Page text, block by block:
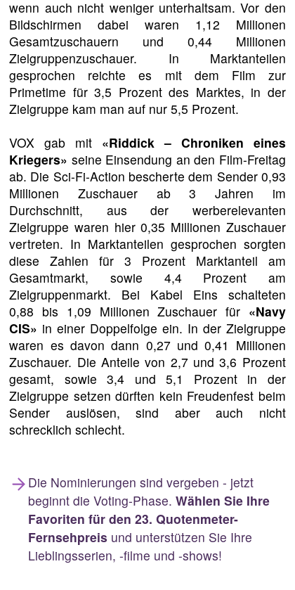
wenn auch nicht weniger unterhaltsam. Vor den
Bildschirmen dabei waren 1,12 Millionen
Gesamtzuschauern und 0,44 Millionen
Zielgruppenzuschauer. In Marktanteilen
gesprochen reichte es mit dem Film zur
Primetime für 3,5 Prozent des Marktes, in der
Zielgruppe kam man auf nur 5,5 Prozent.
VOX gab mit «Riddick – Chroniken eines
Kriegers» seine Einsendung an den Film-Freitag
ab. Die Sci-Fi-Action bescherte dem Sender 0,93
Millionen Zuschauer ab 3 Jahren im
Durchschnitt, aus der werberelevanten
Zielgruppe waren hier 0,35 Millionen Zuschauer
vertreten. In Marktanteilen gesprochen sorgten
diese Zahlen für 3 Prozent Marktanteil am
Gesamtmarkt, sowie 4,4 Prozent am
Zielgruppenmarkt. Bei Kabel Eins schalteten
0,88 bis 1,09 Millionen Zuschauer für «Navy
CIS» in einer Doppelfolge ein. In der Zielgruppe
waren es davon dann 0,27 und 0,41 Millionen
Zuschauer. Die Anteile von 2,7 und 3,6 Prozent
gesamt, sowie 3,4 und 5,1 Prozent in der
Zielgruppe setzen dürften kein Freudenfest beim
Sender auslösen, sind aber auch nicht
schrecklich schlecht.
Die Nominierungen sind vergeben - jetzt
beginnt die Voting-Phase. Wählen Sie Ihre
Favoriten für den 23. Quotenmeter-
Fernsehpreis und unterstützen Sie Ihre
Lieblingsserien, -filme und -shows!